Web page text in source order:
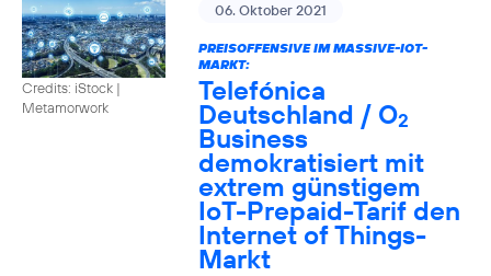
Credits: iStock |
Metamorwork
06. Oktober 2021
PREISOFFENSIVE IM MASSIVE-IOT-
MARKT:
Telefónica
Deutschland / O2
Business
demokratisiert mit
extrem günstigem
IoT-Prepaid-Tarif den
Internet of Things-
Markt